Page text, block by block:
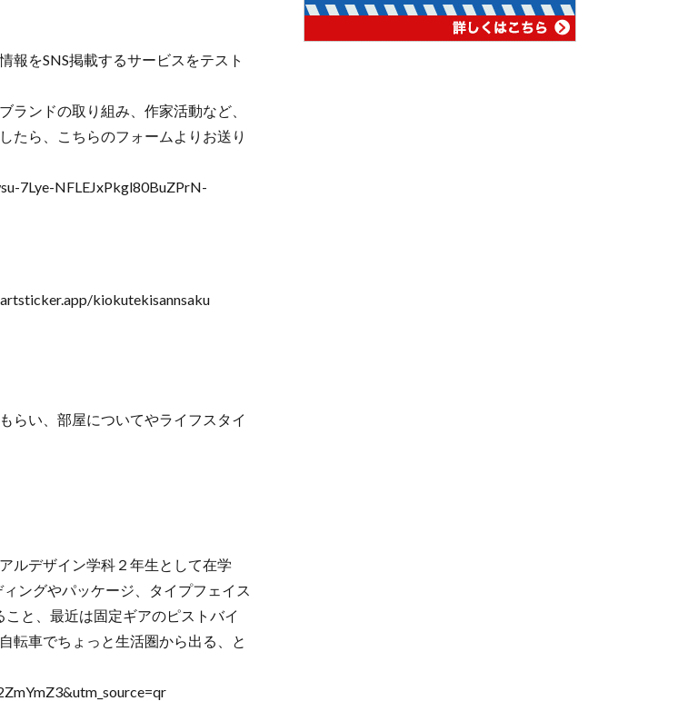
報をSNS掲載するサービスをテスト
ランドの取り組み、作家活動など、
たら、こちらのフォームよりお送り
7Lye-NFLEJxPkgl80BuZPrN-
kiokutekisannsaku
らい、部屋についてやライフスタイ
ルデザイン学科２年生として在学
ングやパッケージ、タイプフェイス
と、最近は固定ギアのピストバイ
転車でちょっと生活圏から出る、と